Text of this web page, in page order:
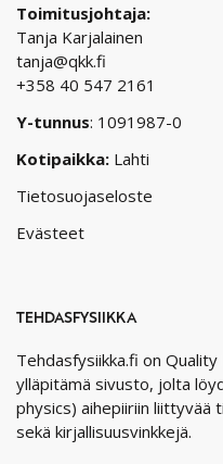
Toimitusjohtaja:
Tanja Karjalainen
tanja@qkk.fi
+358 40 547 2161
Y-tunnus: 1091987-0
Kotipaikka: Lahti
Tietosuojaseloste
Evästeet
TEHDASFYSIIKKA
Tehdasfysiikka.fi on
ylläpitämä sivusto, jolta
physics) aihepiiriin liittyvää
sekä kirjallisuusvinkkejä.